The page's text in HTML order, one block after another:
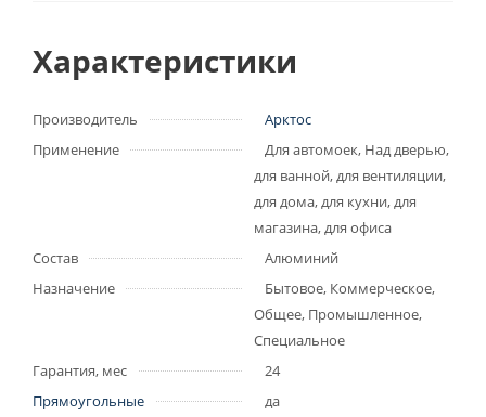
Характеристики
Производитель
Арктос
Применение
Для автомоек, Над дверью,
для ванной, для вентиляции,
для дома, для кухни, для
магазина, для офиса
Состав
Алюминий
Назначение
Бытовое, Коммерческое,
Общее, Промышленное,
Специальное
Гарантия, мес
24
Прямоугольные
да